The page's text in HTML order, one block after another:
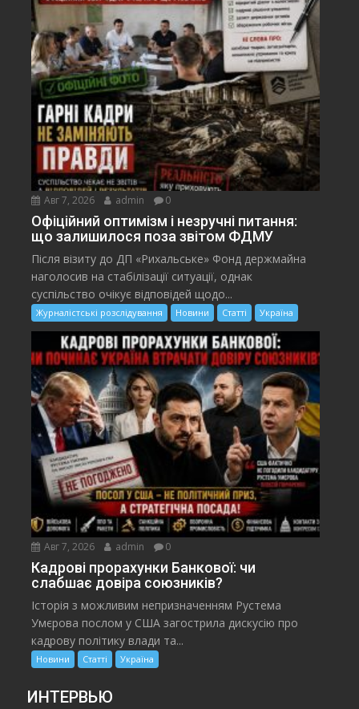
Авг 7, 2026 admin 0
Офіційний оптимізм і незручні питання:
що залишилося поза звітом ФДМУ
Після візиту до ДП «Рихальське» Фонд держмайна
наголосив на стабілізації ситуації, однак
суспільство очікує відповідей щодо...
Журналістські розслідування Новини Статті Україна
Авг 7, 2026 admin 0
Кадрові прорахунки Банкової: чи
слабшає довіра союзників?
Історія з можливим непризначенням Рустема
Умєрова послом у США загострила дискусію про
кадрову політику влади та...
Новини Статті Україна
ИНТЕРВЬЮ